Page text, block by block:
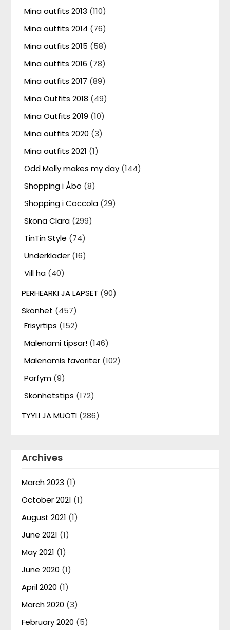
Mina outfits 2013 (110)
Mina outfits 2014 (76)
Mina outfits 2015 (58)
Mina outfits 2016 (78)
Mina outfits 2017 (89)
Mina Outfits 2018 (49)
Mina Outfits 2019 (10)
Mina outfits 2020 (3)
Mina outfits 2021 (1)
Odd Molly makes my day (144)
Shopping i Åbo (8)
Shopping i Coccola (29)
Sköna Clara (299)
TinTin Style (74)
Underkläder (16)
Vill ha (40)
PERHEARKI JA LAPSET (90)
Skönhet (457)
Frisyrtips (152)
Malenami tipsar! (146)
Malenamis favoriter (102)
Parfym (9)
Skönhetstips (172)
TYYLI JA MUOTI (286)
Archives
March 2023 (1)
October 2021 (1)
August 2021 (1)
June 2021 (1)
May 2021 (1)
June 2020 (1)
April 2020 (1)
March 2020 (3)
February 2020 (5)